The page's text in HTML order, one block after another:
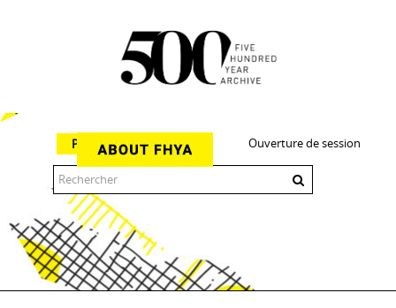
Ouverture de session
Parcourir